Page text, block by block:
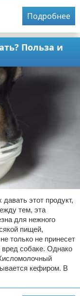
Подробнее
Польза и
этот продукт,
тем, эта
для нежного
пищей,
только не принесет
собаке. Однако
кефиром. В